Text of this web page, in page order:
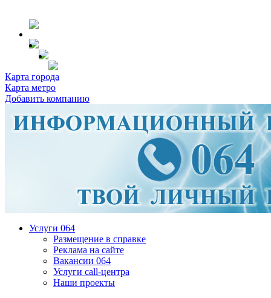
Карта города
Карта метро
Добавить компанию
Услуги 064
Размещение в справке
Реклама на сайте
Вакансии 064
Услуги call-центра
Наши проекты